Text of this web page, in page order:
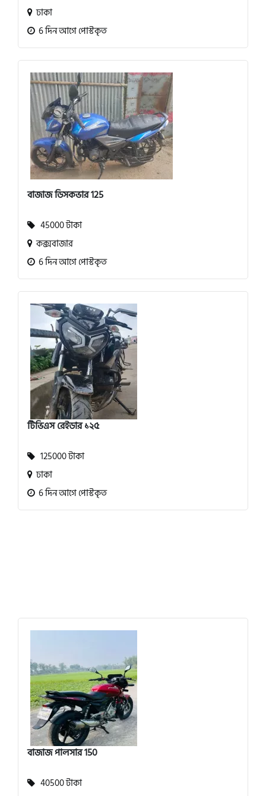
ঢাকা
6 দিন আগে পোস্টকৃত
বাজাজ ডিসকভার 125
45000 টাকা
কক্সবাজার
6 দিন আগে পোস্টকৃত
টিভিএস রেইডার ১২৫
125000 টাকা
ঢাকা
6 দিন আগে পোস্টকৃত
বাজাজ পালসার 150
40500 টাকা